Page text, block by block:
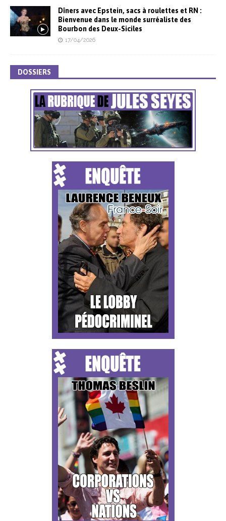
Dîners avec Epstein, sacs à roulettes et RN :
Bienvenue dans le monde surréaliste des
Bourbon des Deux-Siciles
17/04/2026
DOSSIERS